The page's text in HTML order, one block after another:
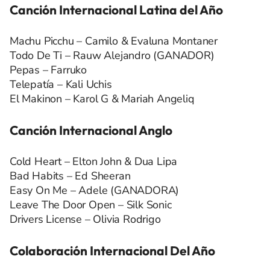
Canción Internacional Latina del Año
Machu Picchu – Camilo & Evaluna Montaner
Todo De Ti – Rauw Alejandro (GANADOR)
Pepas – Farruko
Telepatía – Kali Uchis
El Makinon – Karol G & Mariah Angeliq
Canción Internacional Anglo
Cold Heart – Elton John & Dua Lipa
Bad Habits – Ed Sheeran
Easy On Me – Adele (GANADORA)
Leave The Door Open – Silk Sonic
Drivers License – Olivia Rodrigo
Colaboración Internacional Del Año